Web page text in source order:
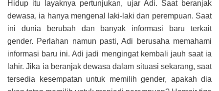
Hidup itu layaknya pertunjukan, ujar Adi. Saat beranjak
dewasa, ia hanya mengenal laki-laki dan perempuan. Saat
ini dunia berubah dan banyak informasi baru terkait
gender. Perlahan namun pasti, Adi berusaha memahami
informasi baru ini. Adi jadi mengingat kembali jauh saat ia
lahir. Jika ia beranjak dewasa dalam situasi sekarang, saat
tersedia kesempatan untuk memilih gender, apakah dia